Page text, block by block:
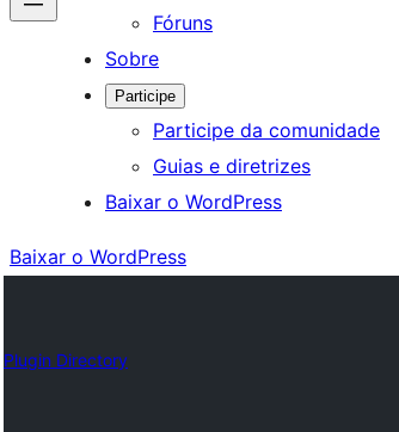
Fóruns
Sobre
Participe
Participe da comunidade
Guias e diretrizes
Baixar o WordPress
Baixar o WordPress
Plugin Directory